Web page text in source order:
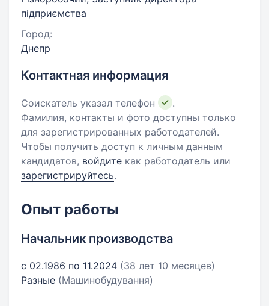
підприємства
Город:
Днепр
Контактная информация
Соискатель указал телефон
.
Фамилия, контакты и фото доступны только
для зарегистрированных работодателей.
Чтобы получить доступ к личным данным
кандидатов, войдите как работодатель или
зарегистрируйтесь.
Опыт работы
Начальник производства
с 02.1986 по 11.2024 (38 лет 10 месяцев)
Разные (Машинобудування)